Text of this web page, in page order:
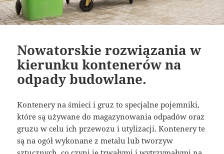
Nowatorskie rozwiązania w
kierunku kontenerów na
odpady budowlane.
Kontenery na śmieci i gruz to specjalne pojemniki,
które są używane do magazynowania odpadów oraz
gruzu w celu ich przewozu i utylizacji. Kontenery te
są na ogół wykonane z metalu lub tworzyw